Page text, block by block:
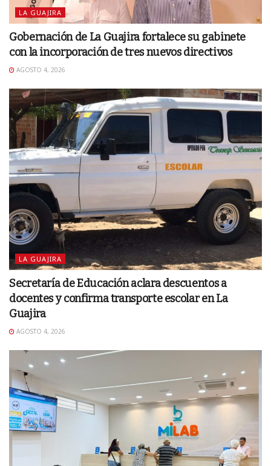
LA GUAJIRA
Gobernación de La Guajira fortalece su gabinete
con la incorporación de tres nuevos directivos
AGOSTO 4, 2026
LA GUAJIRA
Secretaría de Educación aclara descuentos a
docentes y confirma transporte escolar en La
Guajira
AGOSTO 4, 2026